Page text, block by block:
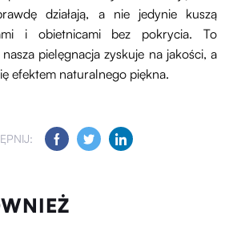
działają, a nie jedynie kuszą
i obietnicami bez pokrycia. To
pielęgnacja zyskuje na jakości, a
efektem naturalnego piękna.